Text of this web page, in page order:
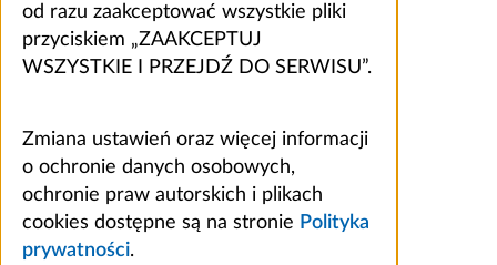
od razu zaakceptować wszystkie pliki
przyciskiem „ZAAKCEPTUJ
WSZYSTKIE I PRZEJDŹ DO SERWISU”.
Zmiana ustawień oraz więcej informacji
o ochronie danych osobowych,
ochronie praw autorskich i plikach
cookies dostępne są na stronie Polityka
prywatności.